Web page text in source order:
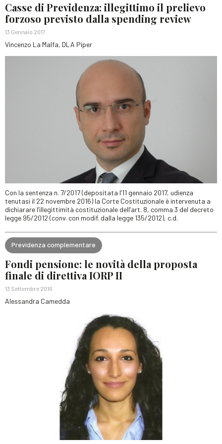
Casse di Previdenza: illegittimo il prelievo
forzoso previsto dalla spending review
13 Gennaio 2017
Vincenzo La Malfa, DLA Piper
Con la sentenza n. 7/2017 (depositata l’11 gennaio 2017, udienza
tenutasi il 22 novembre 2016) la Corte Costituzionale è intervenuta a
dichiarare l’illegittimità costituzionale dell’art. 8, comma 3 del decreto
legge 95/2012 (conv. con modif. dalla legge 135/2012), c.d.
Previdenza complementare
Fondi pensione: le novità della proposta
finale di direttiva IORP II
13 Settembre 2016
Alessandra Camedda